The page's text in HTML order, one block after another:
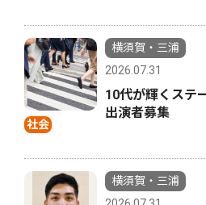
社会
横須賀・三浦
2026.07.31
10代が輝くステ
出演者募集
横須賀・三浦